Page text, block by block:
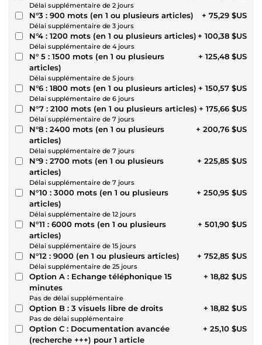
Délai supplémentaire de 2 jours
N°3 : 900 mots (en 1 ou plusieurs articles)
Délai supplémentaire de 3 jours
+ 75,29 $US
N°4 : 1200 mots (en 1 ou plusieurs articles)
Délai supplémentaire de 4 jours
+ 100,38 $US
N° 5 : 1500 mots (en 1 ou plusieurs
articles)
Délai supplémentaire de 5 jours
+ 125,48 $US
N°6 : 1800 mots (en 1 ou plusieurs articles)
Délai supplémentaire de 6 jours
+ 150,57 $US
N°7 : 2100 mots (en 1 ou plusieurs articles)
Délai supplémentaire de 7 jours
+ 175,66 $US
N°8 : 2400 mots (en 1 ou plusieurs
articles)
Délai supplémentaire de 7 jours
+ 200,76 $US
N°9 : 2700 mots (en 1 ou plusieurs
articles)
Délai supplémentaire de 7 jours
+ 225,85 $US
N°10 : 3000 mots (en 1 ou plusieurs
articles)
Délai supplémentaire de 12 jours
+ 250,95 $US
N°11 : 6000 mots (en 1 ou plusieurs
articles)
Délai supplémentaire de 15 jours
+ 501,90 $US
N°12 : 9000 (en 1 ou plusieurs articles)
Délai supplémentaire de 25 jours
+ 752,85 $US
Option A : Echange téléphonique 15
minutes
Pas de délai supplémentaire
+ 18,82 $US
Option B : 3 visuels libre de droits
Pas de délai supplémentaire
+ 18,82 $US
Option C : Documentation avancée
(recherche +++) pour 1 article
+ 25,10 $US